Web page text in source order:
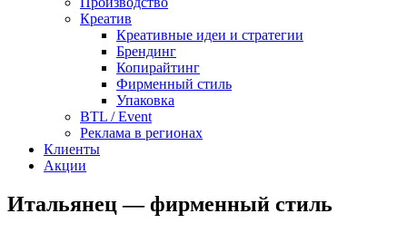
Креатив
Креативные идеи и стратегии
Брендинг
Копирайтинг
Фирменный стиль
Упаковка
BTL / Event
Реклама в регионах
Клиенты
Акции
Итальянец — фирменный стиль